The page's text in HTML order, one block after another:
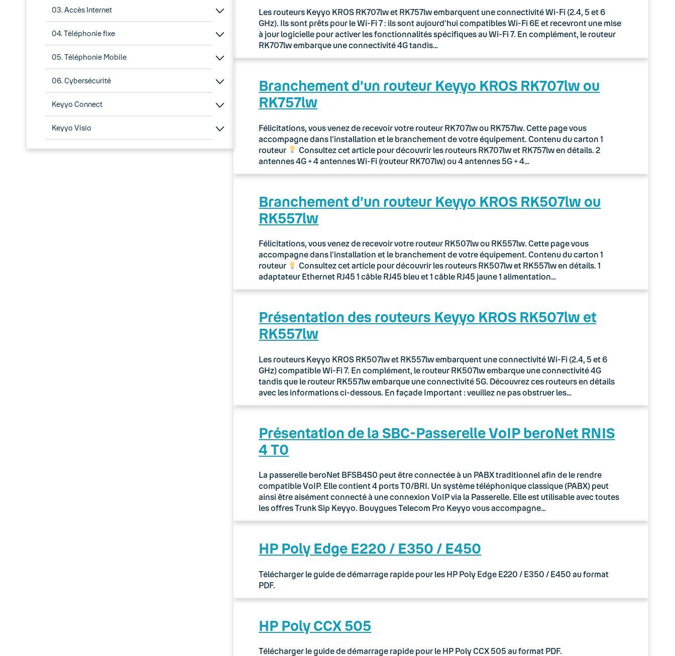
03. Accès Internet
04. Téléphonie fixe
05. Téléphonie Mobile
06. Cybersécurité
Keyyo Connect
Keyyo Visio
Les routeurs Keyyo KROS RK707lw et RK757lw embarquent une connectivité Wi-Fi (2.4, 5 et 6
GHz). Ils sont prêts pour le Wi-Fi 7 : ils sont aujourd’hui compatibles Wi-Fi 6E et recevront une mise
à jour logicielle pour activer les fonctionnalités spécifiques au Wi-Fi 7. En complément, le routeur
RK707lw embarque une connectivité 4G tandis…
Branchement d’un routeur Keyyo KROS RK707lw ou
RK757lw
Félicitations, vous venez de recevoir votre routeur RK707lw ou RK757lw. Cette page vous
accompagne dans l’installation et le branchement de votre équipement. Contenu du carton 1
routeur
Consultez cet article pour découvrir les routeurs RK707lw et RK757lw en détails. 2
antennes 4G + 4 antennes Wi-Fi (routeur RK707lw) ou 4 antennes 5G + 4…
Branchement d’un routeur Keyyo KROS RK507lw ou
RK557lw
Félicitations, vous venez de recevoir votre routeur RK507lw ou RK557lw. Cette page vous
accompagne dans l’installation et le branchement de votre équipement. Contenu du carton 1
routeur
Consultez cet article pour découvrir les routeurs RK507lw et RK557lw en détails. 1
adaptateur Ethernet RJ45 1 câble RJ45 bleu et 1 câble RJ45 jaune 1 alimentation…
Présentation des routeurs Keyyo KROS RK507lw et
RK557lw
Les routeurs Keyyo KROS RK507lw et RK557lw embarquent une connectivité Wi-Fi (2.4, 5 et 6
GHz) compatible Wi-Fi 7. En complément, le routeur RK507lw embarque une connectivité 4G
tandis que le routeur RK557lw embarque une connectivité 5G. Découvrez ces routeurs en détails
avec les informations ci-dessous. En façade Important : veuillez ne pas obstruer les…
Présentation de la SBC-Passerelle VoIP beroNet RNIS
4 T0
La passerelle beroNet BFSB4S0 peut être connectée à un PABX traditionnel afin de le rendre
compatible VoIP. Elle contient 4 ports T0/BRI. Un système téléphonique classique (PABX) peut
ainsi être aisément connecté à une connexion VoIP via la Passerelle. Elle est utilisable avec toutes
les offres Trunk Sip Keyyo. Bouygues Telecom Pro Keyyo vous accompagne…
HP Poly Edge E220 / E350 / E450
Télécharger le guide de démarrage rapide pour les HP Poly Edge E220 / E350 / E450 au format
PDF.
HP Poly CCX 505
Télécharger le guide de démarrage rapide pour le HP Poly CCX 505 au format PDF.